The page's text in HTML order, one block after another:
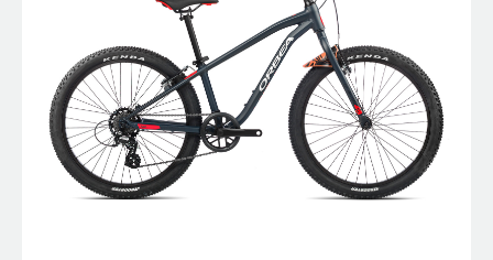
Actualités
Contactez-nous